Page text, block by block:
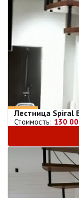
Лестница Spiral
Стоимость: 130